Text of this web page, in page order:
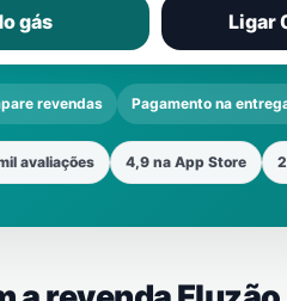
gás Ligar
revendas Pagamento na
avaliações 4,9 na App Store